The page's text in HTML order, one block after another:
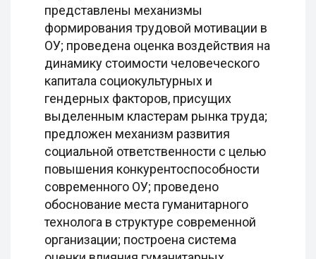
представлены механизмы
формирования трудовой мотивации в
ОУ; проведена оценка воздействия на
динамику стоимости человеческого
капитала социокультурных и
гендерных факторов, присущих
выделенным кластерам рынка труда;
предложен механизм развития
социальной ответственности с целью
повышения конкурентоспособности
современного ОУ; проведено
обоснование места гуманитарного
технолога в структуре современной
организации; построена система